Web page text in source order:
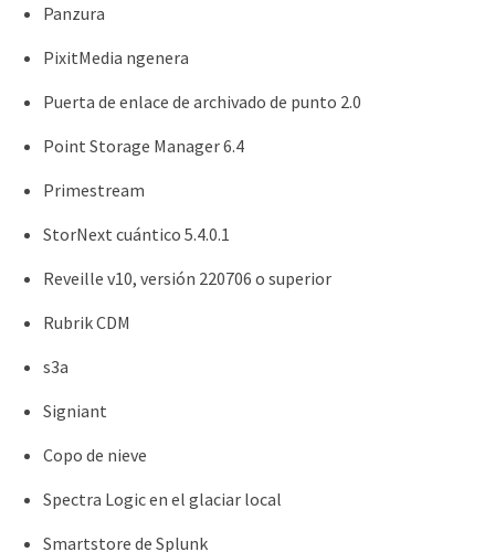
Panzura
PixitMedia ngenera
Puerta de enlace de archivado de punto 2.0
Point Storage Manager 6.4
Primestream
StorNext cuántico 5.4.0.1
Reveille v10, versión 220706 o superior
Rubrik CDM
s3a
Signiant
Copo de nieve
Spectra Logic en el glaciar local
Smartstore de Splunk